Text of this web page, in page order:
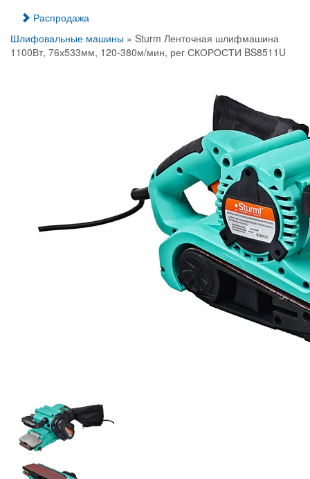
Распродажа
Шлифовальные машины » Sturm Ленточная шлифмашина
1100Вт, 76х533мм, 120-380м/мин, рег СКОРОСТИ BS8511U